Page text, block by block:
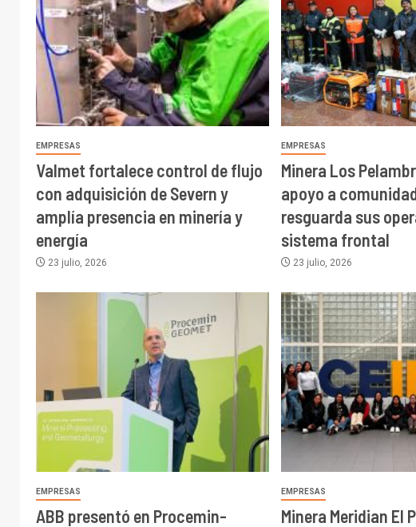
EMPRESAS
Valmet fortalece control de flujo
con adquisición de Severn y
amplía presencia en minería y
energía
23 julio, 2026
EMPRESAS
Minera Los
apoyo a
resguarda sus
sistema frontal
23 julio, 2026
EMPRESAS
ABB presentó en Procemin-
EMPRESAS
Minera Meridian El